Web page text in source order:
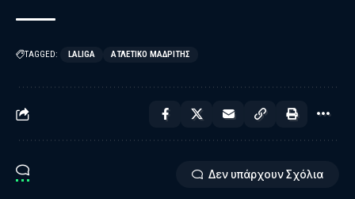
TAGGED: LALIGA ΑΤΛΈΤΙΚΟ ΜΑΔΡΊΤΗΣ
Δεν υπάρχουν Σχόλια